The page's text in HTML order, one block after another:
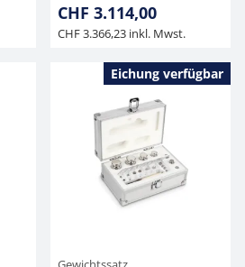
CHF 3.114,00
CHF 3.366,23 inkl. Mwst.
Eichung verfügbar